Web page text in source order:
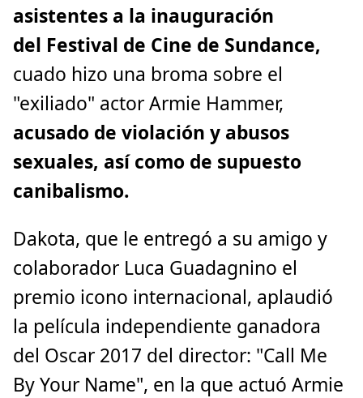
asistentes a la inauguración
del Festival de Cine de Sundance,
cuado hizo una broma sobre el
"exiliado" actor Armie Hammer,
acusado de violación y abusos
sexuales, así como de supuesto
canibalismo.
Dakota, que le entregó a su amigo y
colaborador Luca Guadagnino el
premio icono internacional, aplaudió
la película independiente ganadora
del Oscar 2017 del director: "Call Me
By Your Name", en la que actuó Armie